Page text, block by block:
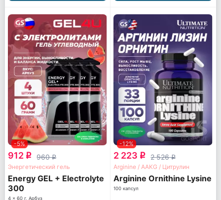
-5%
912 q 960q
Энергетический гель
Energy GEL + Electrolyte
300
4 x 60 г, Арбуз
-12%
2 223 q 2 526q
Arginine / AAKG / Цитрулин
Arginine Ornithine Lysine
100 капсул